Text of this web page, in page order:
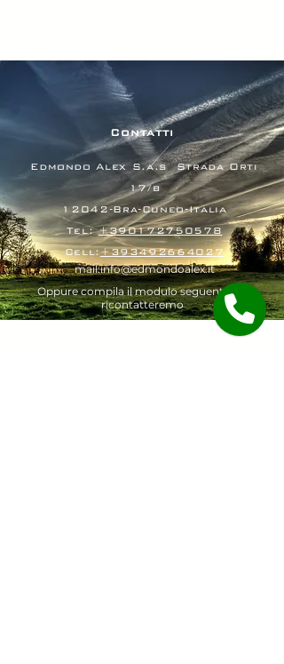
Contatti
Edmondo Alex S.a.sStrada Orti
17/b
12042-Bra-Cuneo-Italia
Tel:+390172750578
Cell:+393492664027
mail:info@edmondoalex.it
Oppure compila il modulo seguente e ti
ricontatteremo